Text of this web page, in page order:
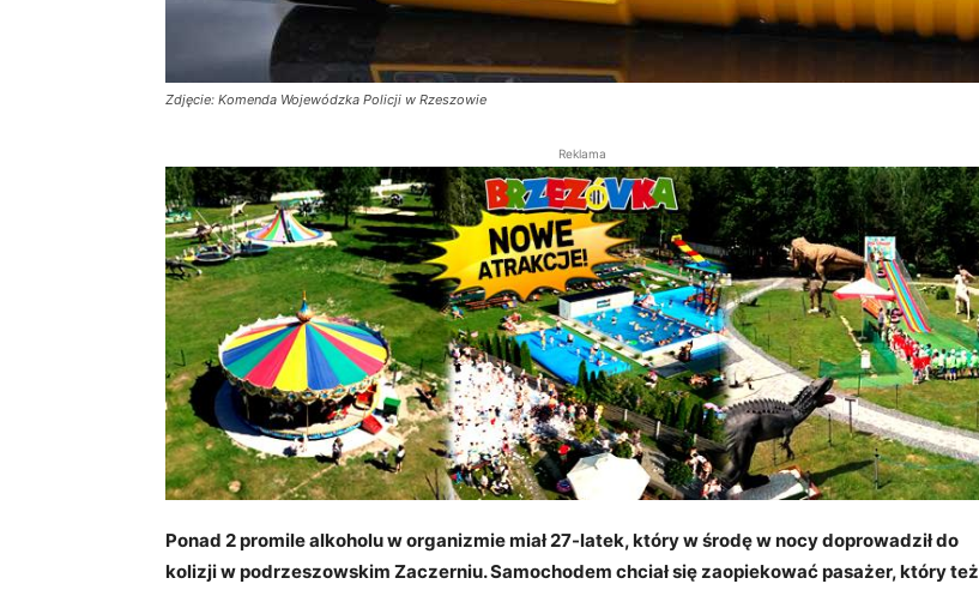
Zdjęcie: Komenda Wojewódzka Policji w Rzeszowie
Reklama
Ponad 2 promile alkoholu w organizmie miał 27-latek, który w środę w nocy doprowadził do
kolizji w podrzeszowskim Zaczerniu. Samochodem chciał się zaopiekować pasażer, który też